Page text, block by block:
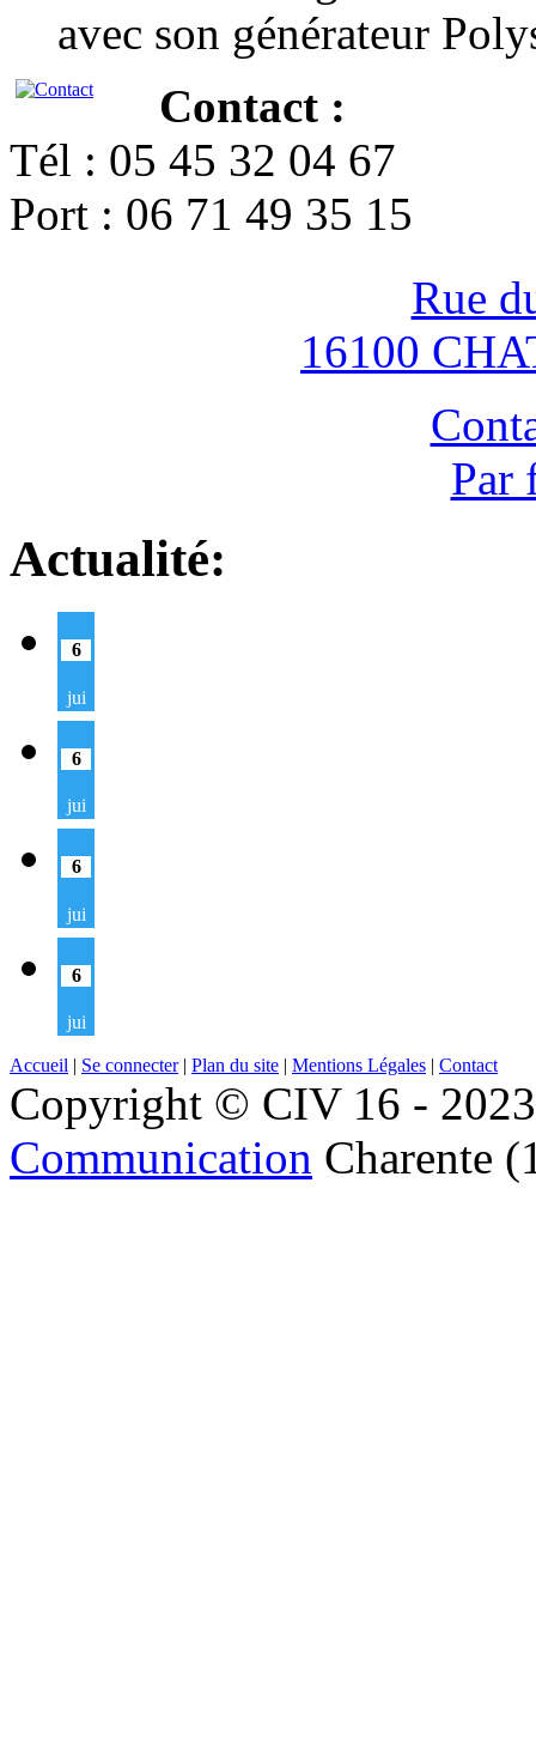
avec son générateur
Contact :
Tél : 05 45 32 04 67
Port : 06 71 49 35 15
Rue
16100
Par
Actualité:
6
jui
6
jui
6
jui
6
jui
Accueil | Se connecter| Plan du site | Mentions Légales | Contact
Copyright © CIV 16 -
Communication Charente